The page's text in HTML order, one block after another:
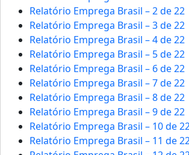
Relatório Emprega Brasil – 2 de 22
Relatório Emprega Brasil – 3 de 22
Relatório Emprega Brasil – 4 de 22
Relatório Emprega Brasil – 5 de 22
Relatório Emprega Brasil – 6 de 22
Relatório Emprega Brasil – 7 de 22
Relatório Emprega Brasil – 8 de 22
Relatório Emprega Brasil – 9 de 22
Relatório Emprega Brasil – 10 de
Relatório Emprega Brasil – 11 de